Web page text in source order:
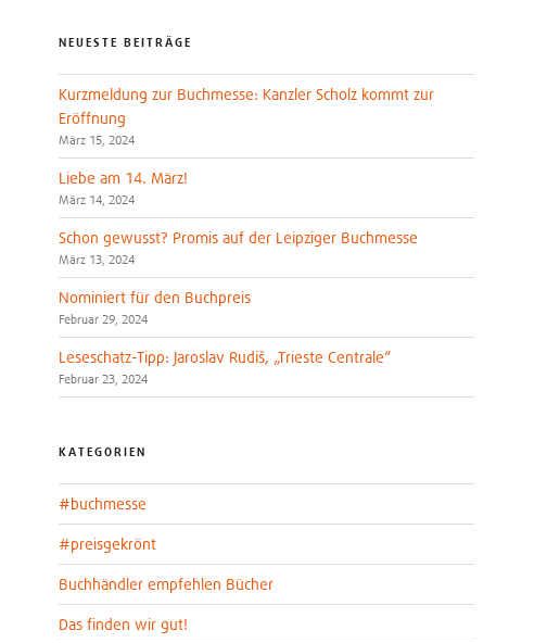
NEUESTE BEITRÄGE
Kurzmeldung zur Buchmesse: Kanzler Scholz kommt zur
Eröffnung
März 15, 2024
Liebe am 14. März!
März 14, 2024
Schon gewusst? Promis auf der Leipziger Buchmesse
März 13, 2024
Nominiert für den Buchpreis
Februar 29, 2024
Leseschatz-Tipp: Jaroslav Rudiš, „Trieste Centrale“
Februar 23, 2024
KATEGORIEN
#buchmesse
#preisgekrönt
Buchhändler empfehlen Bücher
Das finden wir gut!